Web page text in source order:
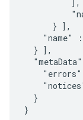
      } ],
"name"
  } ],
"errors"
  }
}